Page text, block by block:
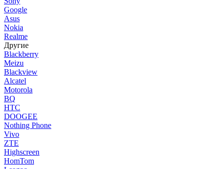
Google
Asus
Nokia
Realme
Другие
Blackberry
Meizu
Blackview
Alcatel
Motorola
BQ
HTC
DOOGEE
Nothing Phone
Vivo
ZTE
Highscreen
HomTom